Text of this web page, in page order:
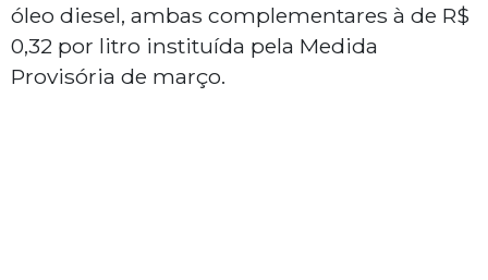
óleo diesel, ambas complementares à de R$
0,32 por litro instituída pela Medida
Provisória de março.